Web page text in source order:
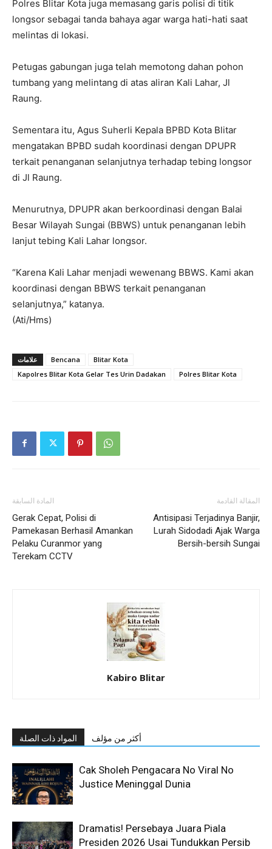
Polres Blitar Kota juga memasang garis polisi di titik
longsor sebagai tanda bahaya agar warga hati-hati saat
melintas di lokasi.
Petugas gabungan juga telah memotong dahan pohon
tumbang yang melintang di atas aliran Kali Lahar, Jl
Raung.
Sementara itu, Agus Suherli Kepala BPBD Kota Blitar
mengatakan BPBD sudah koordinasi dengan DPUPR
terkait penanganan selanjutnya terhadap tebing longsor
di Jl Raung.
Menurutnya, DPUPR akan berkoordinasi dengan Balai
Besar Wilayah Sungai (BBWS) untuk penanganan lebih
lanjut tebing Kali Lahar longsor.
“Karena Kali Lahar menjadi wewenang BBWS. Kami akan
koordinasi dengan BBWS terkait penanganan
selanjutnya,” katanya.
(Ati/Hms)
علامات Bencana
Blitar Kota
Kapolres Blitar Kota Gelar Tes Urin Dadakan
Polres Blitar Kota
المادة السابقة
Gerak Cepat, Polisi di
Pamekasan Berhasil Amankan
Pelaku Curanmor yang
Terekam CCTV
المقالة القادمة
Antisipasi Terjadinya Banjir,
Lurah Sidodadi Ajak Warga
Bersih-bersih Sungai
Kabiro Blitar
المواد ذات الصلة أكثر من مؤلف
Cak Sholeh Pengacara No Viral No
Justice Meninggal Dunia
Dramatis! Persebaya Juara Piala
Presiden 2026 Usai Tundukkan Persib